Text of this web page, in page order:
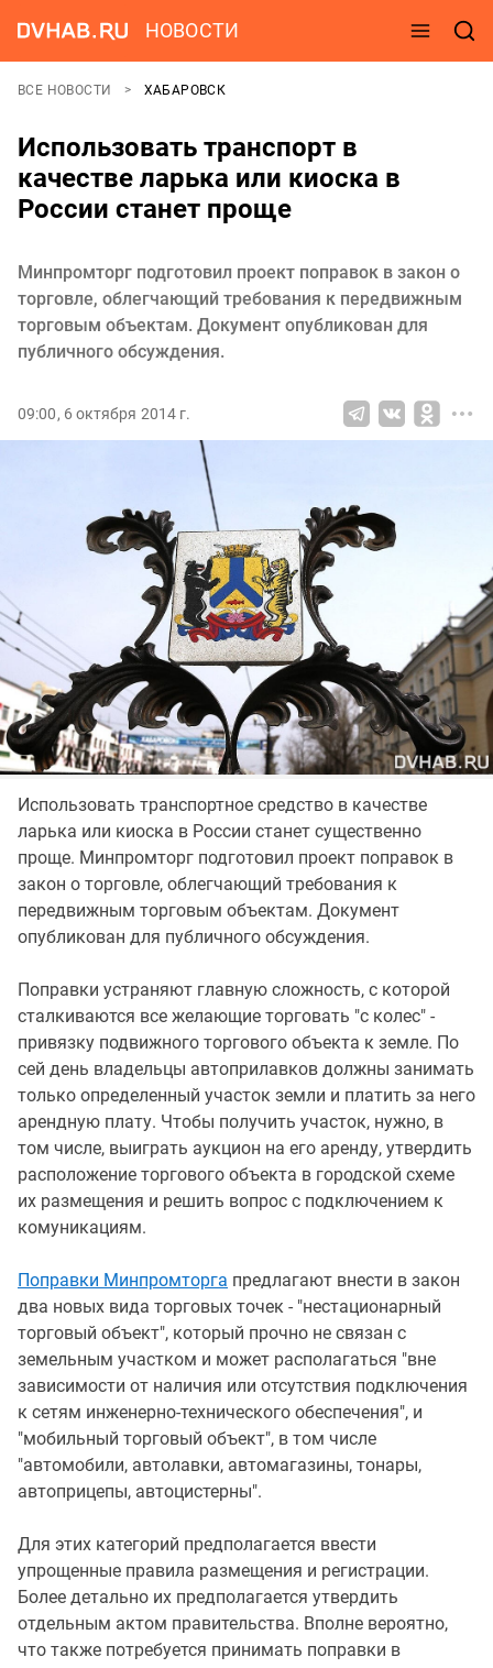
НОВОСТИ
ВСЕ НОВОСТИ ХАБАРОВСК
Использовать транспорт в
качестве ларька или киоска в
России станет проще
Минпромторг подготовил проект поправок в закон о
торговле, облегчающий требования к передвижным
торговым объектам. Документ опубликован для
публичного обсуждения.
09:00, 6 октября 2014 г.
Использовать транспортное средство в качестве
ларька или киоска в России станет существенно
проще. Минпромторг подготовил проект поправок в
закон о торговле, облегчающий требования к
передвижным торговым объектам. Документ
опубликован для публичного обсуждения.
Поправки устраняют главную сложность, с которой
сталкиваются все желающие торговать "с колес" -
привязку подвижного торгового объекта к земле. По
сей день владельцы автоприлавков должны занимать
только определенный участок земли и платить за него
арендную плату. Чтобы получить участок, нужно, в
том числе, выиграть аукцион на его аренду, утвердить
расположение торгового объекта в городской схеме
их размещения и решить вопрос с подключением к
комуникациям.
Поправки Минпромторга предлагают внести в закон
два новых вида торговых точек - "нестационарный
торговый объект", который прочно не связан с
земельным участком и может располагаться "вне
зависимости от наличия или отсутствия подключения
к сетям инженерно-технического обеспечения", и
"мобильный торговый объект", в том числе
"автомобили, автолавки, автомагазины, тонары,
автоприцепы, автоцистерны".
Для этих категорий предполагается ввести
упрощенные правила размещения и регистрации.
Более детально их предполагается утвердить
отдельным актом правительства. Вполне вероятно,
что также потребуется принимать поправки в